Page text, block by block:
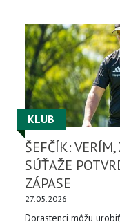
KLUB
ŠEFČÍK: VERÍM,
SÚŤAŽE
ZÁPASE
27.05.2026
Dorastenci môžu